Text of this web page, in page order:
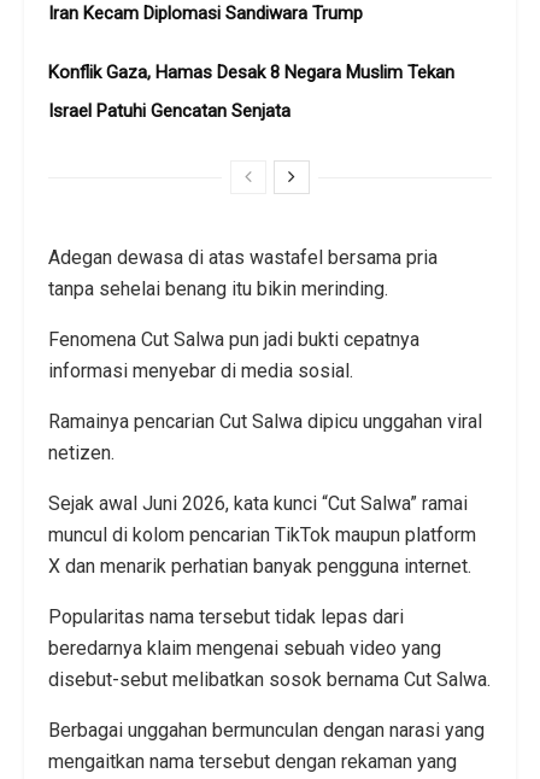
Iran Kecam Diplomasi Sandiwara Trump
Konflik Gaza, Hamas Desak 8 Negara Muslim Tekan
Israel Patuhi Gencatan Senjata
Adegan dewasa di atas wastafel bersama pria
tanpa sehelai benang itu bikin merinding.
Fenomena Cut Salwa pun jadi bukti cepatnya
informasi menyebar di media sosial.
Ramainya pencarian Cut Salwa dipicu unggahan viral
netizen.
Sejak awal Juni 2026, kata kunci “Cut Salwa” ramai
muncul di kolom pencarian TikTok maupun platform
X dan menarik perhatian banyak pengguna internet.
Popularitas nama tersebut tidak lepas dari
beredarnya klaim mengenai sebuah video yang
disebut-sebut melibatkan sosok bernama Cut Salwa.
Berbagai unggahan bermunculan dengan narasi yang
mengaitkan nama tersebut dengan rekaman yang